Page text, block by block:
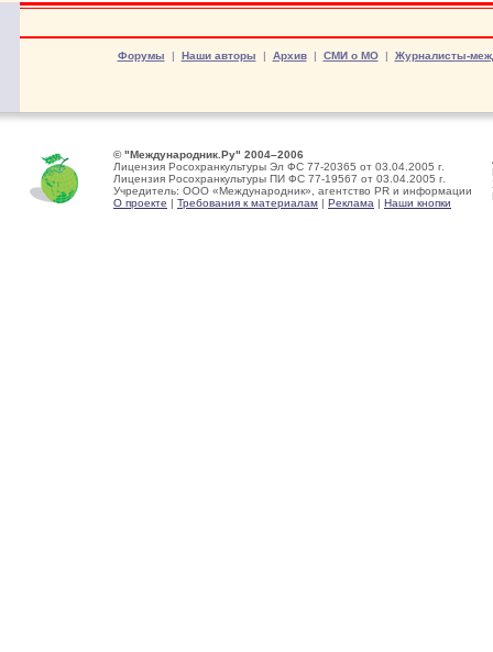
Форумы | Наши авторы | Архив| СМИ о МО| Журналисты-
© "Международник.Ру" 2004–2006
Лицензия Росохранкультуры Эл ФС 77-20365 от 03.04.2005 г.
Лицензия Росохранкультуры ПИ ФС 77-19567 от 03.04.2005 г.
Учредитель: ООО «Международник», агентство PR и информации
О проекте | Требования к материалам | Реклама | Наши кнопки